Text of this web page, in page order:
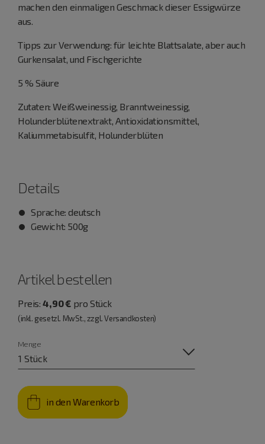
machen den einmaligen Geschmack dieser Essigwürze
aus.
Tipps zur Verwendung: für leichte Blattsalate, aber auch
Gurkensalat, und Fischgerichte
5 % Säure
Zutaten: Weißweinessig, Branntweinessig,
Holunderblütenextrakt, Antioxidationsmittel,
Kaliummetabisulfit, Holunderblüten
Details
Sprache: deutsch
Gewicht: 500g
Artikel bestellen
Preis:4,90 € pro Stück
(inkl. gesetzl. MwSt., zzgl. Versandkosten)
Menge
in den Warenkorb